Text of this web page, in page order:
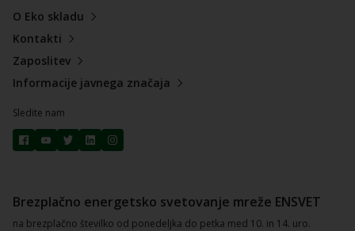
O Eko skladu
Kontakti
Zaposlitev
Informacije javnega značaja
Sledite nam
Brezplačno energetsko svetovanje mreže ENSVET
na brezplačno številko od ponedeljka do petka med 10. in 14. uro.